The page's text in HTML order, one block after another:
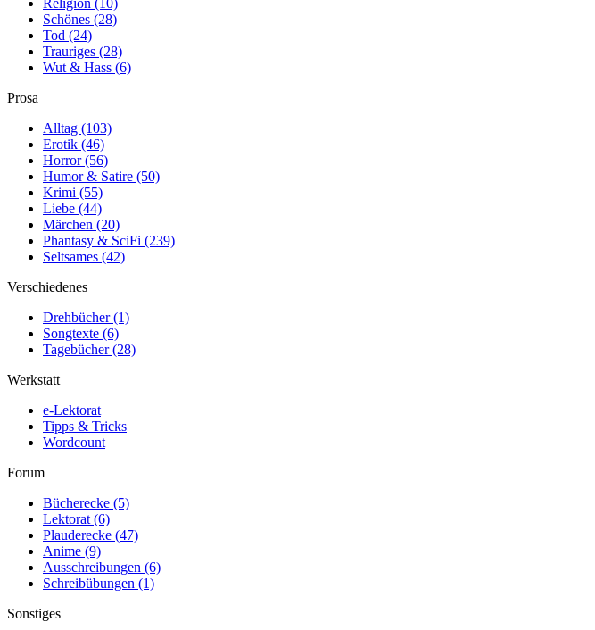
Religion (10)
Schönes (28)
Tod (24)
Trauriges (28)
Wut & Hass (6)
Prosa
Alltag (103)
Erotik (46)
Horror(56)
Humor & Satire (50)
Krimi (55)
Liebe (44)
Märchen (20)
Phantasy & SciFi (239)
Seltsames (42)
Verschiedenes
Drehbücher(1)
Songtexte (6)
Tagebücher(28)
Werkstatt
e-Lektorat
Tipps & Tricks
Wordcount
Forum
Bücherecke (5)
Lektorat (6)
Plauderecke (47)
Anime (9)
Ausschreibungen (6)
Schreibübungen (1)
Sonstiges